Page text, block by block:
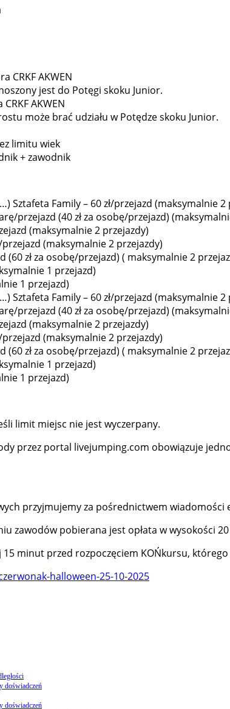
CRKF AKWEN
jest do Potęgi skoku Junior.
AKWEN
może brać udziału w Potędze skoku Junior.
limitu wiek
+ zawodnik
Sztafeta Family – 60 zł/przejazd (maksymalnie 2
przejazd (40 zł za osobę/przejazd)
(maksymalnie 2 przejazdy)
(maksymalnie 2 przejazdy)
(60 zł za osobę/przejazd) ( maksymalnie 2
1 przejazd)
1 przejazd)
Sztafeta Family – 60 zł/przejazd (maksymalnie 2
przejazd (40 zł za osobę/przejazd)
(maksymalnie 2 przejazdy)
(maksymalnie 2 przejazdy)
(60 zł za osobę/przejazd) ( maksymalnie 2
1 przejazd)
1 przejazd)
limit miejsc nie jest wyczerpany.
przez portal livejumping.com obowiązuje
przyjmujemy za pośrednictwem
zawodów pobierana jest opłata w wysokości
minut przed rozpoczęciem KOŃkursu,
halloween-25-10-2025
doświadczeń
doświadczeń